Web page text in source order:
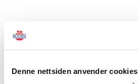
Denne nettsiden anvender cookies